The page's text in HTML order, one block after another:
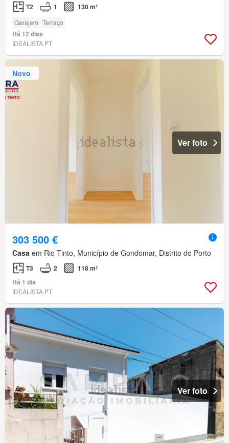
T2 1 130 m²
Garajem Terraço
Há 12 dias
IDEALISTA.PT
Novo
Ver foto
303 500 €
Casa em Rio Tinto, Município de Gondomar, Distrito do Porto
T3 2
118 m²
Há 1 dia
IDEALISTA.PT
Ver foto